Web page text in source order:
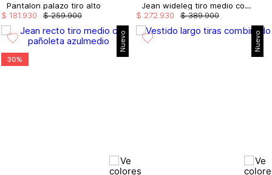
Pantalon palazo tiro alto
$ 259.900
$ 181 930
Jean wideleg tiro medio con taches
$ 389.900
$ 272 930
Nuevo
30%
Nuevo